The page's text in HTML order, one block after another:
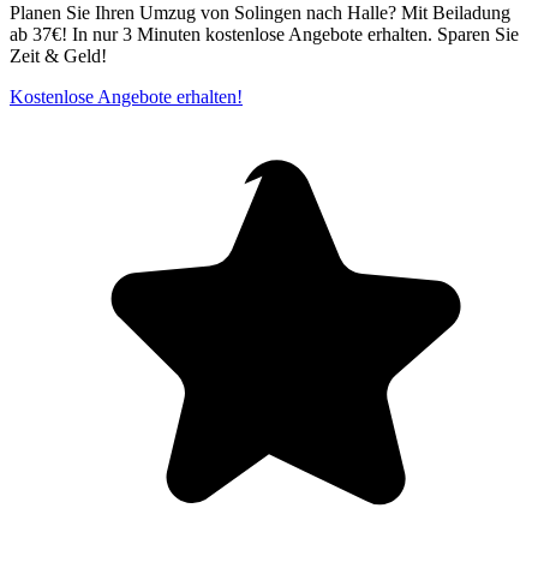
Planen Sie Ihren Umzug von Solingen nach Halle? Mit Beiladung
ab 37€! In nur 3 Minuten kostenlose Angebote erhalten. Sparen Sie
Zeit & Geld!
Kostenlose Angebote erhalten!